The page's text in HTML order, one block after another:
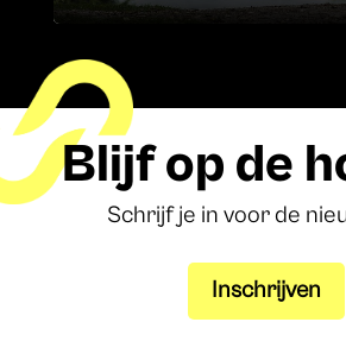
Blijf op de
Schrijf je in voor de
Inschrijven